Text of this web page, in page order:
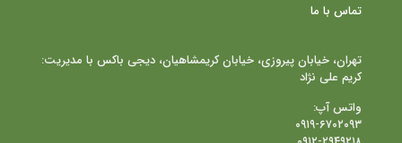
تماس با ما
تهران، خیابان پیروزی، خیابان کریمشاهیان، دیجی باکس با مدیریت:
کریم علی نژاد
واتس آپ:
۰۹۱۹-۶۷۰۲۰۹۳